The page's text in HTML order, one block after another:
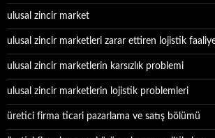
ulusal zincir market
ulusal zincir marketleri zarar ettiren lojistik
ulusal zincir marketlerin karsızlık problemi
ulusal zincir marketlerin lojistik problemleri
üretici firma ticari pazarlama ve satış bölümü